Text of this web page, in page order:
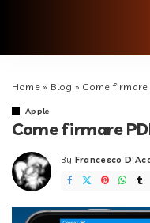
Home» Blog » Come firmare
Apple
Come firmare
Posted
by
By Francesco